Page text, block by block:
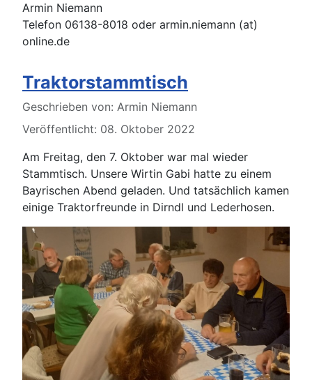
Armin Niemann
Telefon 06138-8018 oder armin.niemann (at)
online.de
Traktorstammtisch
Details
Geschrieben von: Armin Niemann
Veröffentlicht: 08. Oktober 2022
Am Freitag, den 7. Oktober war mal wieder
Stammtisch. Unsere Wirtin Gabi hatte zu einem
Bayrischen Abend geladen. Und tatsächlich kamen
einige Traktorfreunde in Dirndl und Lederhosen.